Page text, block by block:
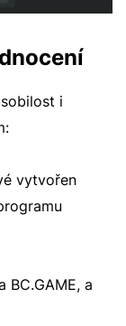
i
vytvořen
BC.GAME, a